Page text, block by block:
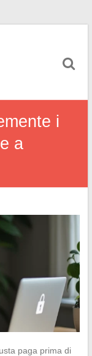
i
a
paga prima di